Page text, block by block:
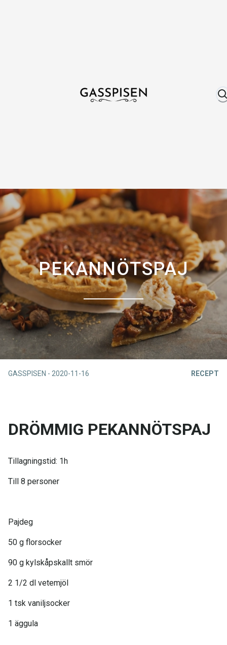
PEKANNÖTSPAJ
GASSPISEN - 2020-11-16 RECEPT
DRÖMMIG PEKANNÖTSPAJ
Tillagningstid: 1h
Till 8 personer
Pajdeg
50 g florsocker
90 g kylskåpskallt smör
2 1/2 dl vetemjöl
1 tsk vaniljsocker
1 äggula